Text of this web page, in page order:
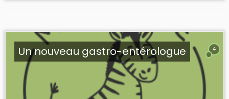
4
Un nouveau gastro-entérologue